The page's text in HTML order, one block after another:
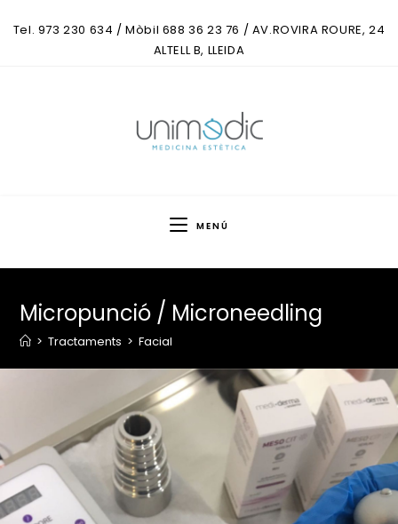
Tel. 973 230 634 / Mòbil 688 36 23 76 / AV.ROVIRA ROURE, 24
ALTELL B, LLEIDA
MENÚ
Micropunció / Microneedling
> Tractaments > Facial